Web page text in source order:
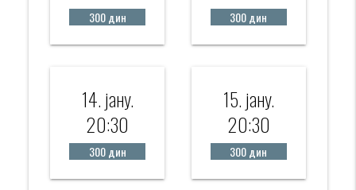
300 дин 300 дин
14. јанy.
20:30
300 дин
15. јанy.
20:30
300 дин